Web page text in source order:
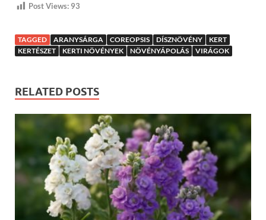
Post Views: 93
TAGGED ARANYSÁRGA COREOPSIS DÍSZNÖVÉNY
KERT
KERTÉSZET
KERTI NÖVÉNYEK NÖVÉNYÁPOLÁS VIRÁGOK
RELATED POSTS